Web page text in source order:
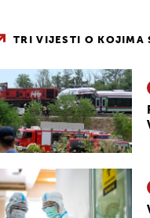
TRI VIJESTI O KOJIMA